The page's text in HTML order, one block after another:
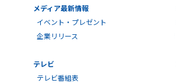
メディア最新情報
イベント・プレゼント
企業リリース
テレビ
テレビ番組表